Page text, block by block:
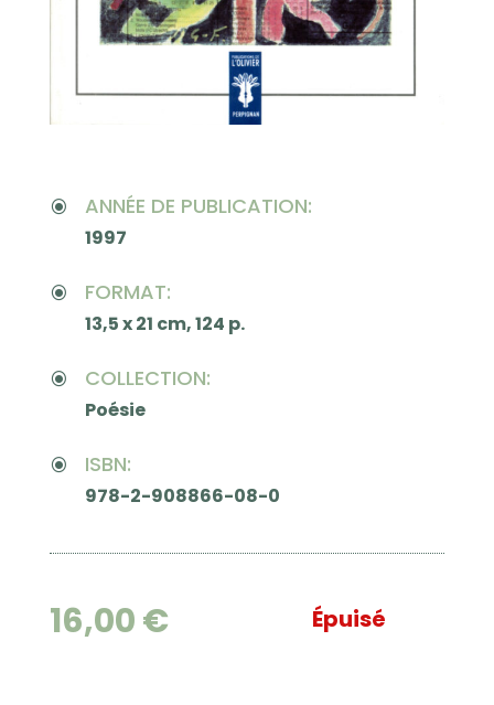
\ ANNÉE DE PUBLICATION:
1997
\ FORMAT:
13,5 x 21 cm, 124 p.
\ COLLECTION:
Poésie
\ ISBN:
978-2-908866-08-0
16,00€